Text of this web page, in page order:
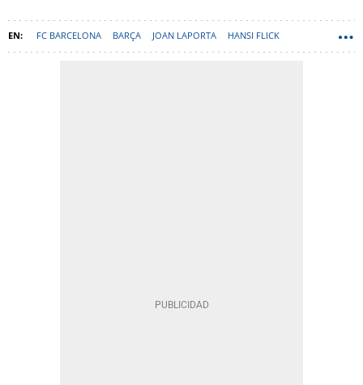
FC BARCELONA BARÇA JOAN LAPORTA HANSI FLICK